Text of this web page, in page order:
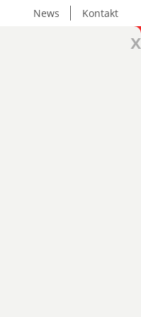
News Kontakt
x